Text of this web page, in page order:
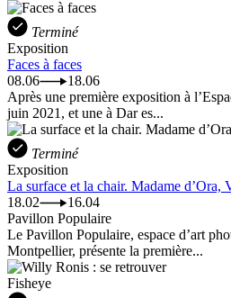
Terminé
Exposition
Faces à faces
08.06
18.06
Après une première exposition à
juin 2021, et une à Dar es...
Terminé
Exposition
La surface et la chair. Madame d’Ora,
18.02
16.04
Pavillon Populaire
Le Pavillon Populaire, espace d’art
Montpellier, présente la première...
Fisheye